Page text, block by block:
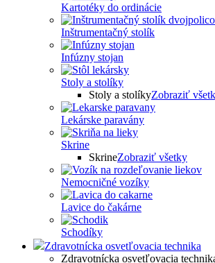
Kartotéky do ordinácie
Inštrumentačný stolík
Infúzny stojan
Stoly a stolíky
Stoly a stolíkyZobraziť
Lekárske paravány
Skrine
SkrineZobraziť všetky
Nemocničné vozíky
Lavice do čakárne
Schodíky
Zdravotnícka osvetľovacia technika
Zdravotnícka osvetľovacia